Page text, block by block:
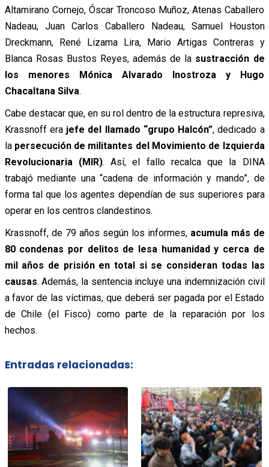
Altamirano Cornejo, Óscar Troncoso Muñoz, Atenas Caballero
Nadeau, Juan Carlos Caballero Nadeau, Samuel Houston
Dreckmann, René Lizama Lira, Mario Artigas Contreras y
Blanca Rosas Bustos Reyes, además de la sustracción de
los menores Mónica Alvarado Inostroza y Hugo
Chacaltana Silva.
Cabe destacar que, en su rol dentro de la estructura represiva,
Krassnoff era jefe del llamado “grupo Halcón”, dedicado a
la persecución de militantes del Movimiento de Izquierda
Revolucionaria (MIR). Así, el fallo recalca que la DINA
trabajó mediante una “cadena de información y mando”, de
forma tal que los agentes dependían de sus superiores para
operar en los centros clandestinos.
Krassnoff, de 79 años según los informes, acumula más de
80 condenas por delitos de lesa humanidad y cerca de
mil años de prisión en total si se consideran todas las
causas. Además, la sentencia incluye una indemnización civil
a favor de las víctimas, que deberá ser pagada por el Estado
de Chile (el Fisco) como parte de la reparación por los
hechos.
Entradas relacionadas: